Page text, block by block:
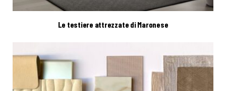
Le testiere attrezzate di Maronese